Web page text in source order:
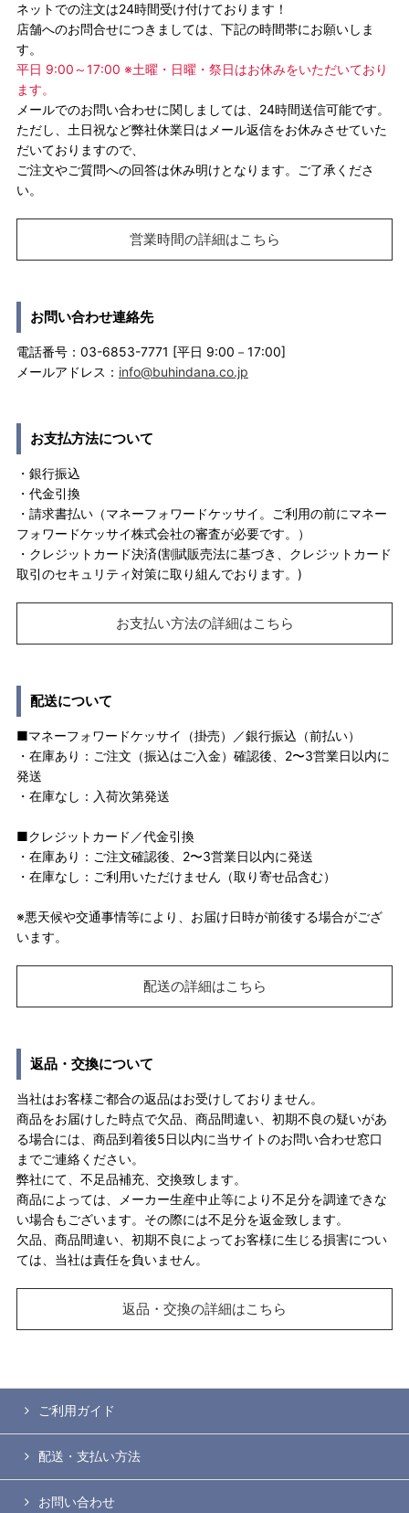
ネットでの注文は24時間受け付けております！
店舗へのお問合せにつきましては、下記の時間帯にお願いしま
す。
平日 9:00～17:00 ※土曜・日曜・祭日はお休みをいただいており
ます。
メールでのお問い合わせに関しましては、24時間送信可能です。
ただし、土日祝など弊社休業日はメール返信をお休みさせていた
だいておりますので、
ご注文やご質問への回答は休み明けとなります。ご了承くださ
い。
営業時間の詳細はこちら
お問い合わせ連絡先
電話番号：03-6853-7771 [平日 9:00－17:00]
メールアドレス： info@buhindana.co.jp
お支払方法について
・銀行振込
・代金引換
・請求書払い（マネーフォワードケッサイ。ご利用の前にマネー
フォワードケッサイ株式会社の審査が必要です。）
・クレジットカード決済(割賦販売法に基づき、クレジットカード
取引のセキュリティ対策に取り組んでおります。)
お支払い方法の詳細はこちら
配送について
■マネーフォワードケッサイ（掛売）／銀行振込（前払い）
・在庫あり：ご注文（振込はご入金）確認後、2〜3営業日以内に
発送
・在庫なし：入荷次第発送
■クレジットカード／代金引換
・在庫あり：ご注文確認後、2〜3営業日以内に発送
・在庫なし：ご利用いただけません（取り寄せ品含む）
※悪天候や交通事情等により、お届け日時が前後する場合がござ
います。
配送の詳細はこちら
返品・交換について
当社はお客様ご都合の返品はお受けしておりません。
商品をお届けした時点で欠品、商品間違い、初期不良の疑いがあ
る場合には、商品到着後5日以内に当サイトのお問い合わせ窓口
までご連絡ください。
弊社にて、不足品補充、交換致します。
商品によっては、メーカー生産中止等により不足分を調達できな
い場合もございます。その際には不足分を返金致します。
欠品、商品間違い、初期不良によってお客様に生じる損害につい
ては、当社は責任を負いません。
返品・交換の詳細はこちら
ご利用ガイド
配送・支払い方法
お問い合わせ